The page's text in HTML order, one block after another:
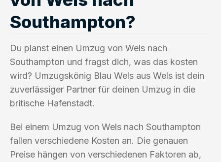
Southampton?
Du planst einen Umzug von Wels nach
Southampton und fragst dich, was das kosten
wird? Umzugskönig Blau Wels aus Wels ist dein
zuverlässiger Partner für deinen Umzug in die
britische Hafenstadt.
Bei einem Umzug von Wels nach Southampton
fallen verschiedene Kosten an. Die genauen
Preise hängen von verschiedenen Faktoren ab,